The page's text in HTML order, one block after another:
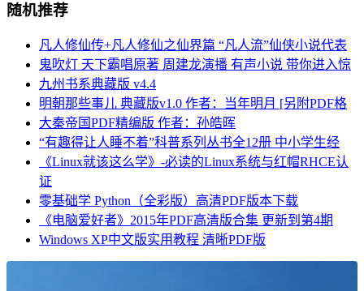
随机推荐
凡人修仙传+凡人修仙之仙界篇 “凡人流”仙侠小说代表
鬼吹灯 天下霸唱原著 周建龙演播 有声小说 带你进入惊
九州书系典藏版 v4.4
明朝那些事儿 典藏版v1.0 作者：当年明月 [另附PDF格
大秦帝国PDF精编版 作者：孙皓晖
“有趣得让人睡不着”科普系列丛书全12册 中小学生经
《Linux就该这么学》-必读的Linux系统与红帽RHCE认
证
零基础学 Python（全彩版）高清PDF版本下载
《电脑爱好者》2015年PDF高清版合集 更新到第4期
Windows XP中文版实用教程 清晰PDF版